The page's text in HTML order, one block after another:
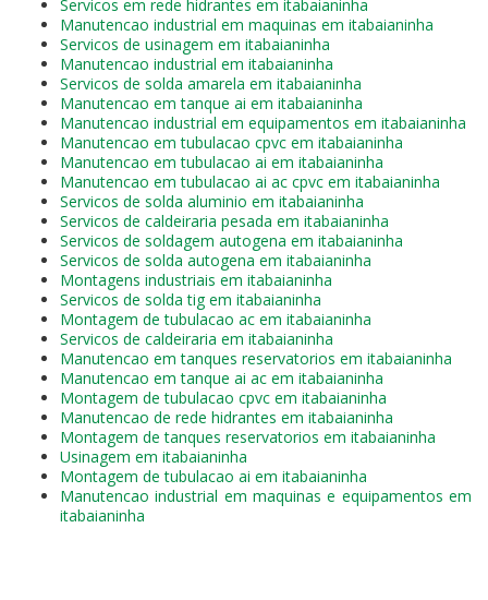
Servicos em rede hidrantes em itabaianinha
Manutencao industrial em maquinas em itabaianinha
Servicos de usinagem em itabaianinha
Manutencao industrial em itabaianinha
Servicos de solda amarela em itabaianinha
Manutencao em tanque ai em itabaianinha
Manutencao industrial em equipamentos em itabaianinha
Manutencao em tubulacao cpvc em itabaianinha
Manutencao em tubulacao ai em itabaianinha
Manutencao em tubulacao ai ac cpvc em itabaianinha
Servicos de solda aluminio em itabaianinha
Servicos de caldeiraria pesada em itabaianinha
Servicos de soldagem autogena em itabaianinha
Servicos de solda autogena em itabaianinha
Montagens industriais em itabaianinha
Servicos de solda tig em itabaianinha
Montagem de tubulacao ac em itabaianinha
Servicos de caldeiraria em itabaianinha
Manutencao em tanques reservatorios em itabaianinha
Manutencao em tanque ai ac em itabaianinha
Montagem de tubulacao cpvc em itabaianinha
Manutencao de rede hidrantes em itabaianinha
Montagem de tanques reservatorios em itabaianinha
Usinagem em itabaianinha
Montagem de tubulacao ai em itabaianinha
Manutencao industrial em maquinas e equipamentos em
itabaianinha